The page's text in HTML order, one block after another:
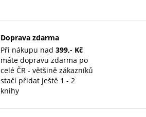
Doprava zdarma
Při nákupu nad 399,- Kč
máte dopravu zdarma po
celé ČR - většině zákazníků
stačí přidat ještě 1 - 2
knihy